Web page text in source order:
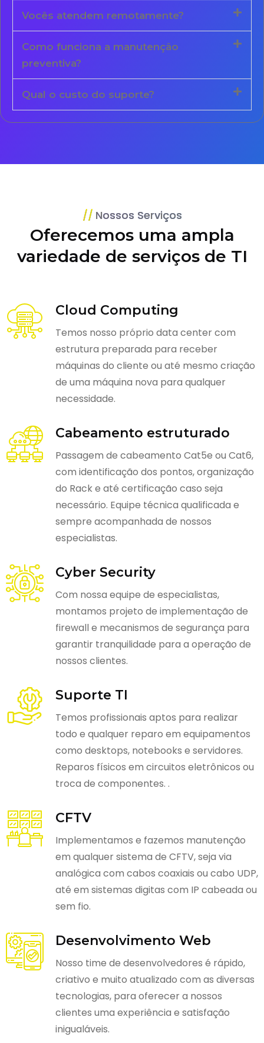
Vocês atendem remotamente?
Como funciona a manutenção
preventiva?
Qual o custo do suporte?
Nossos Serviços
Oferecemos uma ampla
variedade de serviços de TI
Cloud Computing
Temos nosso próprio data center com
estrutura preparada para receber
máquinas do cliente ou até mesmo criação
de uma máquina nova para qualquer
necessidade.
Cabeamento estruturado
Passagem de cabeamento Cat5e ou Cat6,
com identificação dos pontos, organização
do Rack e até certificação caso seja
necessário. Equipe técnica qualificada e
sempre acompanhada de nossos
especialistas.
Cyber Security
Com nossa equipe de especialistas,
montamos projeto de implementação de
firewall e mecanismos de segurança para
garantir tranquilidade para a operação de
nossos clientes.
Suporte TI
Temos profissionais aptos para realizar
todo e qualquer reparo em equipamentos
como desktops, notebooks e servidores.
Reparos físicos em circuitos eletrônicos ou
troca de componentes. .
CFTV
Implementamos e fazemos manutenção
em qualquer sistema de CFTV, seja via
analógica com cabos coaxiais ou cabo UDP,
até em sistemas digitas com IP cabeada ou
sem fio.
Desenvolvimento Web
Nosso time de desenvolvedores é rápido,
criativo e muito atualizado com as diversas
tecnologias, para oferecer a nossos
clientes uma experiência e satisfação
inigualáveis.